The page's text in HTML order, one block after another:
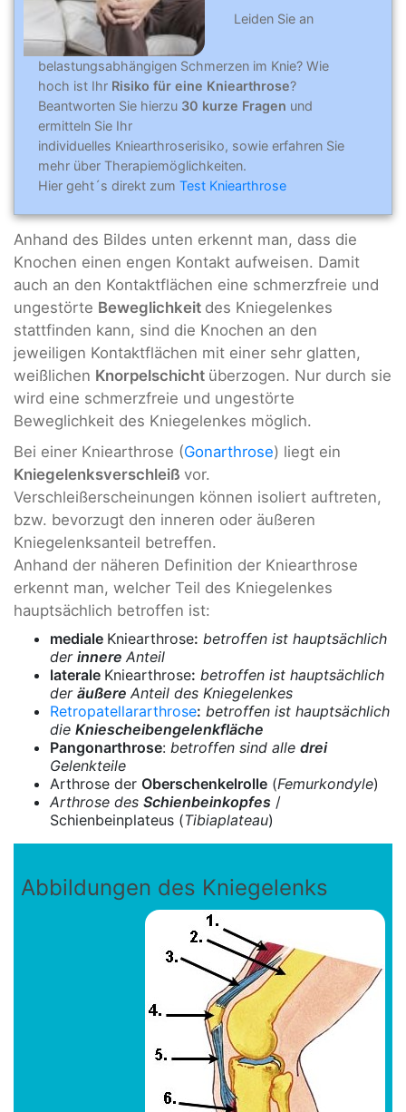
Leiden Sie an
belastungsabhängigen Schmerzen im Knie? Wie
hoch ist Ihr Risiko für eine Kniearthrose?
Beantworten Sie hierzu 30 kurze Fragen und
ermitteln Sie Ihr
individuelles Kniearthroserisiko, sowie erfahren Sie
mehr über Therapiemöglichkeiten.
Hier geht´s direkt zum Test Kniearthrose
Anhand des Bildes unten erkennt man, dass die
Knochen einen engen Kontakt aufweisen. Damit
auch an den Kontaktflächen eine schmerzfreie und
ungestörte Beweglichkeit des Kniegelenkes
stattfinden kann, sind die Knochen an den
jeweiligen Kontaktflächen mit einer sehr glatten,
weißlichen Knorpelschicht überzogen. Nur durch sie
wird eine schmerzfreie und ungestörte
Beweglichkeit des Kniegelenkes möglich.
Bei einer Kniearthrose (Gonarthrose) liegt ein
Kniegelenksverschleiß vor.
Verschleißerscheinungen können isoliert auftreten,
bzw. bevorzugt den inneren oder äußeren
Kniegelenksanteil betreffen.
Anhand der näheren Definition der Kniearthrose
erkennt man, welcher Teil des Kniegelenkes
hauptsächlich betroffen ist:
mediale Kniearthrose: betroffen ist hauptsächlich
der innere Anteil
laterale Kniearthrose: betroffen ist hauptsächlich
der äußere Anteil des Kniegelenkes
Retropatellararthrose: betroffen ist hauptsächlich
die Kniescheibengelenkfläche
Pangonarthrose: betroffen sind alle drei
Gelenkteile
Arthrose der Oberschenkelrolle (Femurkondyle)
Arthrose des Schienbeinkopfes /
Schienbeinplateus (Tibiaplateau)
Abbildungen des Kniegelenks